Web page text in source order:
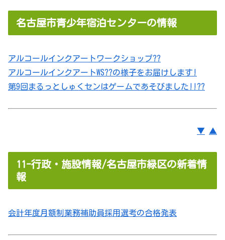
名古屋市青少年宿泊センターの情報
アルコールインクアートワークショップ??
アルコールインクアートWS??の様子をお届けします!
第9回まるっとしゅくセンはゲームであそびました!!??
▼ ▲
11-行政・施設情報/名古屋市緑区の新着情
報
会計年度月額制業務補助員採用選考の合格発表